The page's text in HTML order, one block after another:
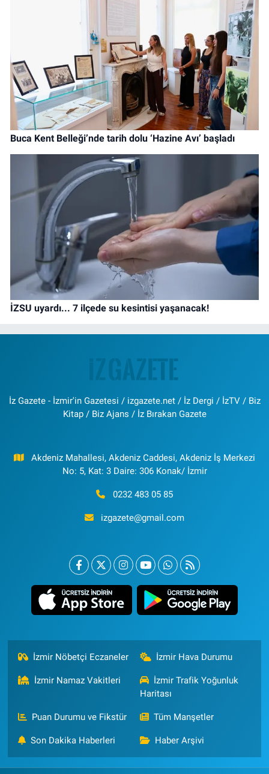
Buca Kent Belleği’nde tarih dolu ‘Hazine Avı’ başladı
İZSU uyardı... 7 ilçede su kesintisi yaşanacak!
İz Gazete - İzmir'in Gazetesi / izgazete.net / İz Dergi / İzTV / Biz
Kitap / Biz Ajans / İz Bırakan Gazete
Akdeniz Mahallesi, Akdeniz Caddesi, Akdeniz İş Merkezi
No: 5, Kat: 3 Daire: 306 Konak/ İzmir
0232 483 05 85
izgazete@gmail.com
İzmir Nöbetçi Eczaneler İzmir Hava Durumu
İzmir Namaz Vakitleri
İzmir Trafik Yoğunluk
Haritası
Puan Durumu ve Fikstür Tüm Manşetler
Son Dakika Haberleri Haber Arşivi